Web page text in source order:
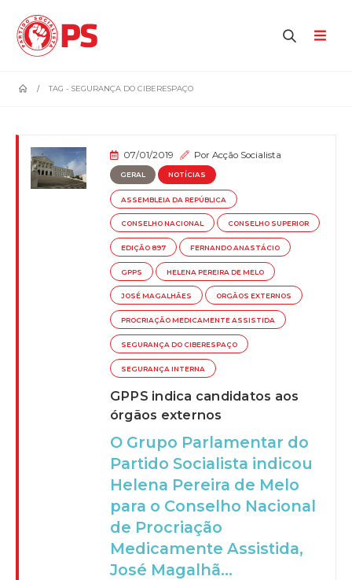
TAG - SEGURANÇA DO CIBERESPAÇO
07/01/2019 PorAcção Socialista
GERAL NOTÍCIAS
ASSEMBLEIA DA REPÚBLICA
CONSELHO NACIONAL CONSELHO SUPERIOR
EDIÇÃO 897 FERNANDO ANASTÁCIO
GPPS HELENA PEREIRA DE MELO
JOSÉ MAGALHÃES ORGÃOS EXTERNOS
PROCRIAÇÃO MEDICAMENTE ASSISTIDA
SEGURANÇA DO CIBERESPAÇO
SEGURANÇA INTERNA
GPPS indica candidatos aos
órgãos externos
O Grupo Parlamentar do
Partido Socialista indicou
Helena Pereira de Melo
para o Conselho Nacional
de Procriação
Medicamente Assistida,
José Magalhã...